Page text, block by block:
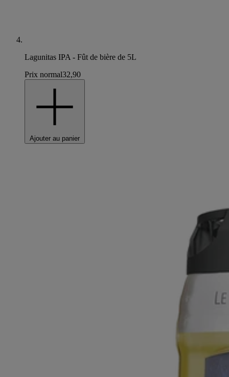
Lagunitas IPA - Fût de bière de 5L
Prix normal32,90
Ajouter au panier